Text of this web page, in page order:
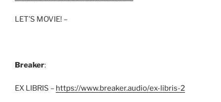
LET’S MOVIE! –
Breaker:
EX LIBRIS – https://www.breaker.audio/ex-libris-2